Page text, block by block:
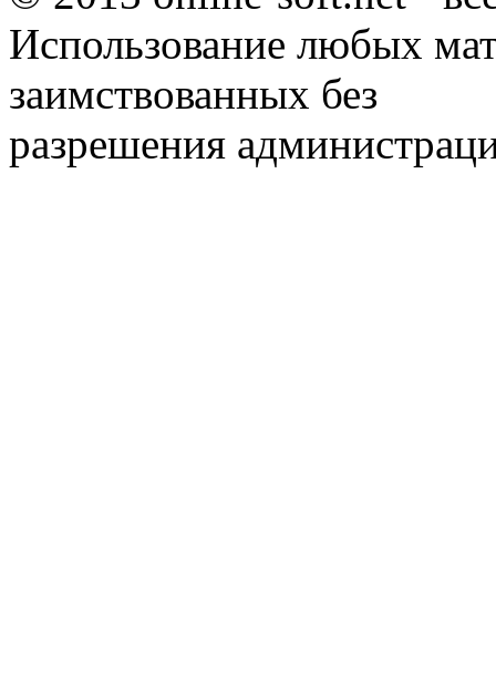
Использование любых
заимствованных без
разрешения